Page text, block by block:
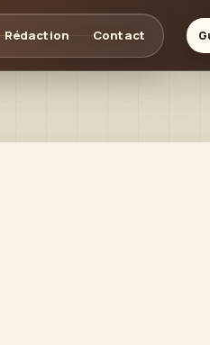
Rédaction Contact